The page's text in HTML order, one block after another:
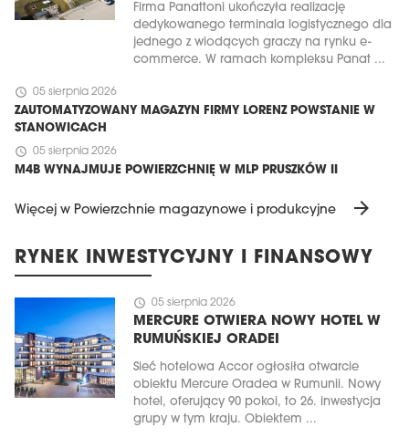
Firma Panattoni ukończyła realizację
dedykowanego terminala logistycznego dla
jednego z wiodących graczy na rynku e-
commerce. W ramach kompleksu Panat ...
schedule 05 sierpnia 2026
ZAUTOMATYZOWANY MAGAZYN FIRMY LORENZ POWSTANIE W
STANOWICACH
schedule 05 sierpnia 2026
M4B WYNAJMUJE POWIERZCHNIĘ W MLP PRUSZKÓW II
Więcej w Powierzchnie magazynowe i produkcyjne arrow_forward
RYNEK INWESTYCYJNY I FINANSOWY
schedule 05 sierpnia 2026
MERCURE OTWIERA NOWY HOTEL W
RUMUŃSKIEJ ORADEI
Sieć hotelowa Accor ogłosiła otwarcie
obiektu Mercure Oradea w Rumunii. Nowy
hotel, oferujący 90 pokoi, to 26. inwestycja
grupy w tym kraju. Obiektem ...